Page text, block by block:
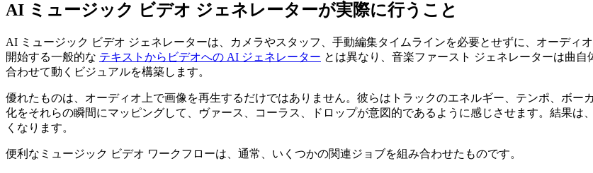
AI ミュージック ビデオ ジェネレーターが実際に行うこと
AI ミュージック ビデオ ジェネレーターは、カメラやスタッフ、手動編集タイムラインを必要とせずに、オーディ
開始する一般的な テキストからビデオへの AI ジェネレーター とは異なり、音楽ファースト ジェネレーターは曲
合わせて動くビジュアルを構築します。
優れたものは、オーディオ上で画像を再生するだけではありません。彼らはトラックのエネルギー、テンポ、ボ
化をそれらの瞬間にマッピングして、ヴァース、コーラス、ドロップが意図的であるように感じさせます。結果
くなります。
便利なミュージック ビデオ ワークフローは、通常、いくつかの関連ジョブを組み合わせたものです。